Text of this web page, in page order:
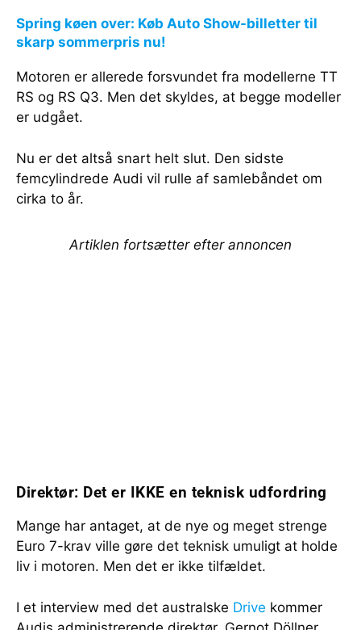
Spring køen over: Køb Auto Show-billetter til
skarp sommerpris nu!
Motoren er allerede forsvundet fra modellerne TT
RS og RS Q3. Men det skyldes, at begge modeller
er udgået.
Nu er det altså snart helt slut. Den sidste
femcylindrede Audi vil rulle af samlebåndet om
cirka to år.
Artiklen fortsætter efter annoncen
Direktør: Det er IKKE en teknisk udfordring
Mange har antaget, at de nye og meget strenge
Euro 7-krav ville gøre det teknisk umuligt at holde
liv i motoren. Men det er ikke tilfældet.
I et interview med det australske Drive kommer